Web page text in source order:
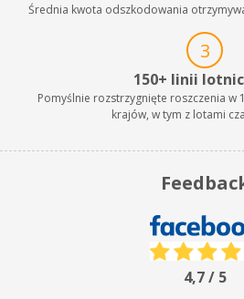
Średnia kwota odszkodowania
3
150+ linii
Pomyślnie rozstrzygnięte roszczenia w
krajów, w tym z lotami
4,7 / 5